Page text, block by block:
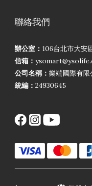
聯絡我們
辦公室： 106台北市大安
信箱：
公司名稱： 樂端國際有限
統編： 24930645